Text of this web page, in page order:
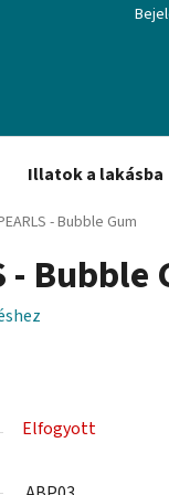
Illatok a lakásba
- Bubble Gum
- Bubble
Elfogyott